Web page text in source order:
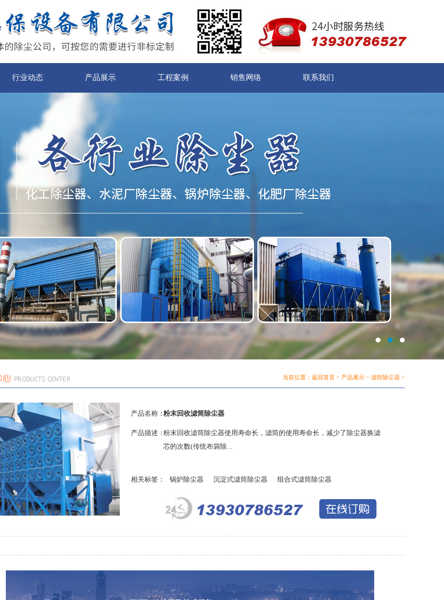
行业动态 产品展示 工程案例 销售网络 联系我们
当前位置： 返回首页 > 产品展示 > 滤筒除尘器 >
产品名称：
产品描述：
粉末回收滤筒除尘器
粉末回收滤筒除尘器使用寿命长，滤筒的使用寿命长，减少了除尘器换滤
芯的次数(传统布袋除...
相关标签： 锅炉除尘器 沉淀式滤筒除尘器 组合式滤筒除尘器